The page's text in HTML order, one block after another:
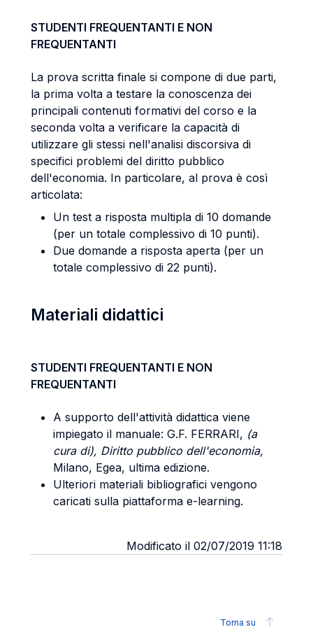
STUDENTI FREQUENTANTI E NON
FREQUENTANTI
La prova scritta finale si compone di due parti,
la prima volta a testare la conoscenza dei
principali contenuti formativi del corso e la
seconda volta a verificare la capacità di
utilizzare gli stessi nell'analisi discorsiva di
specifici problemi del diritto pubblico
dell'economia. In particolare, al prova è così
articolata:
Un test a risposta multipla di 10 domande
(per un totale complessivo di 10 punti).
Due domande a risposta aperta (per un
totale complessivo di 22 punti).
Materiali didattici
STUDENTI FREQUENTANTI E NON
FREQUENTANTI
A supporto dell'attività didattica viene
impiegato il manuale: G.F. FERRARI, (a
cura di), Diritto pubblico dell'economia,
Milano, Egea, ultima edizione.
Ulteriori materiali bibliografici vengono
caricati sulla piattaforma e-learning.
Modificato il 02/07/2019 11:18
Torna su